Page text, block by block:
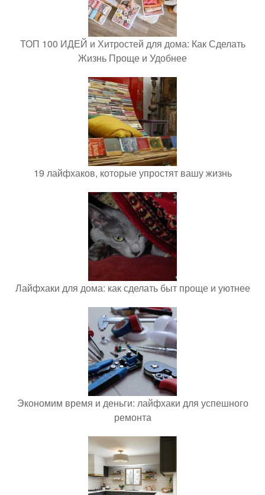
ТОП 100 ИДЕЙ и Хитростей для дома: Как Сделать
Жизнь Проще и Удобнее
19 лайфхаков, которые упростят вашу жизнь
Лайфхаки для дома: как сделать быт проще и уютнее
Экономим время и деньги: лайфхаки для успешного
ремонта